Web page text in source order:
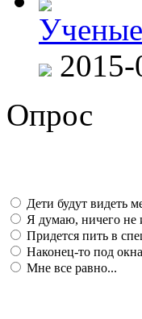
Опрос
Дети будут видеть
Я думаю, ничего не
Придется пить в
Наконец-то под
Мне все равно...